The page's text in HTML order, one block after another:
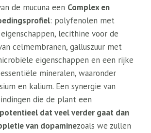
de mucuna een Complex en
: polyfenolen met
lecithine voor de
celmembranen, galluszuur met
eigenschappen en een rijke
mineralen, waaronder
en kalium. Een synergie van
die de plant een
dat veel verder gaat dan
van dopaminezoals we zullen